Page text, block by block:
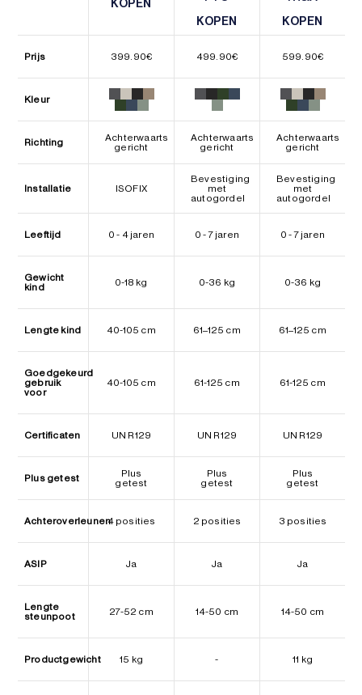
KOPEN
KOPEN
KOPEN
KOPEN
KOPEN
Prijs 399.90€ 499.90€ 599.90€
Kleur
Richting
Achterwaarts
gericht
Achterwaarts
gericht
Achterwaarts
gericht
Installatie ISOFIX
Bevestiging
met
autogordel
Bevestiging
met
autogordel
Leeftijd 0 - 4 jaren 0 - 7 jaren 0 - 7 jaren
Gewicht
kind
0-18 kg 0-36 kg 0-36 kg
Lengte kind 40-105 cm 61–125 cm 61–125 cm
Goedgekeurd
gebruik
voor
40-105 cm 61-125 cm 61-125 cm
Certificaten UN R129 UN R129 UN R129
Plus getest
Plus
getest
Plus
getest
Plus
getest
Achteroverleunen4 posities 2 posities 3 posities
ASIP Ja Ja Ja
Lengte
steunpoot
27-52 cm 14-50 cm 14-50 cm
Productgewicht 15 kg - 11 kg